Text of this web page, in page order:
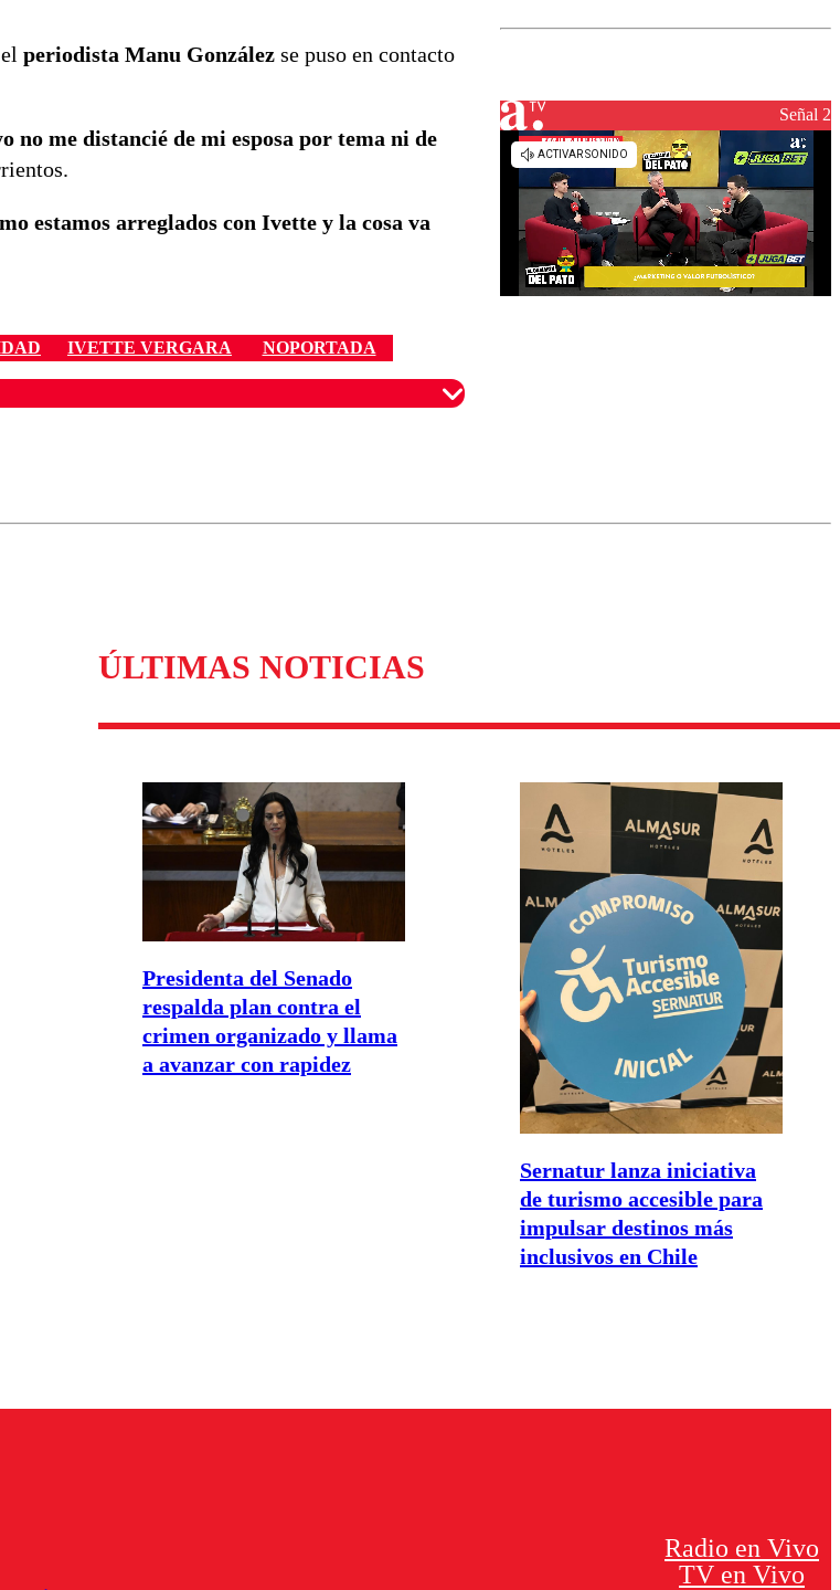
periodista Manu González se puso en contacto
no me distancié de mi esposa por tema ni de
estamos arreglados con Ivette y la cosa va
IVETTE VERGARA NOPORTADA
el fin de la
reconstrucciónSeñal 2
ÚLTIMAS NOTICIAS
Presidenta del Senado
respalda plan contra el
crimen organizado y llama
a avanzar con rapidez
Sernatur lanza iniciativa
de turismo accesible para
impulsar destinos más
inclusivos en Chile
Radio en Vivo
TV en Vivo